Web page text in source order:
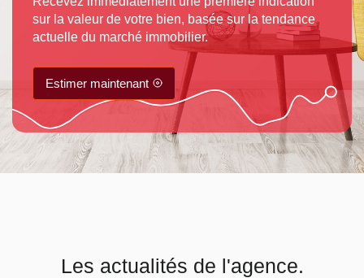
sur la valeur de votre bien, basée sur la tendance
actuelle du marché immobilier.
Estimer maintenant
Les actualités de l'agence.